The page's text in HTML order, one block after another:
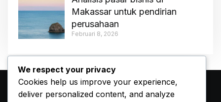
Makassar untuk pendirian
perusahaan
Februari 8, 2026
We respect your privacy
Cookies help us improve your experience,
deliver personalized content, and analyze